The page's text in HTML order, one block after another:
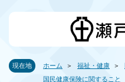
現在地 ホーム 福祉・健康
国民健康保険に関すること